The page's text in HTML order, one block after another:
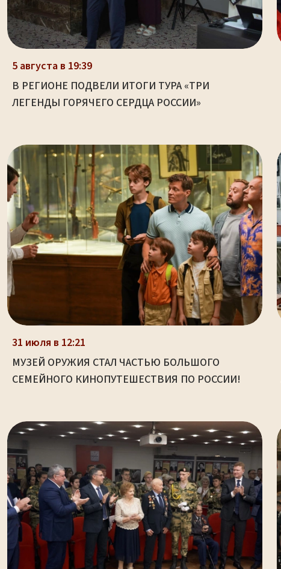
5 августа в 19:39
В РЕГИОНЕ ПОДВЕЛИ ИТОГИ ТУРА «ТРИ
ЛЕГЕНДЫ ГОРЯЧЕГО СЕРДЦА РОССИИ»
31 июля в 12:21
МУЗЕЙ ОРУЖИЯ СТАЛ ЧАСТЬЮ БОЛЬШОГО
СЕМЕЙНОГО КИНОПУТЕШЕСТВИЯ ПО РОССИИ!